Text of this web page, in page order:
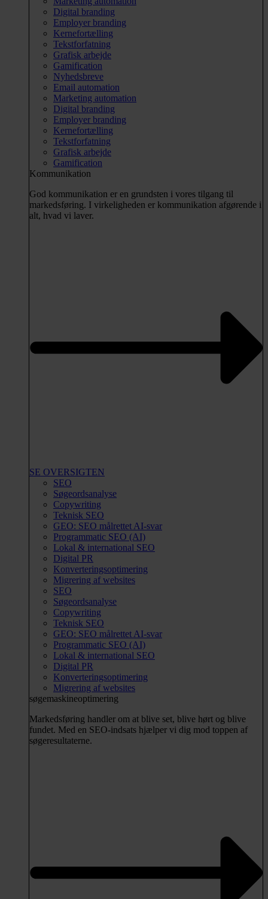
Digital branding
Employer branding
Kernefortælling
Tekstforfatning
Grafisk arbejde
Gamification
Nyhedsbreve
Email automation
Marketing automation
Digital branding
Employer branding
Kernefortælling
Tekstforfatning
Grafisk arbejde
Gamification
Kommunikation
God kommunikation er en grundsten i vores tilgang til
markedsføring. I virkeligheden er kommunikation afgørende i
alt, hvad vi laver.
SE OVERSIGTEN
SEO
Søgeordsanalyse
Copywriting
Teknisk SEO
GEO: SEO målrettet AI-svar
Programmatic SEO (AI)
Lokal & international SEO
Digital PR
Konverteringsoptimering
Migrering af websites
SEO
Søgeordsanalyse
Copywriting
Teknisk SEO
GEO: SEO målrettet AI-svar
Programmatic SEO (AI)
Lokal & international SEO
Digital PR
Konverteringsoptimering
Migrering af websites
søgemaskineoptimering
Markedsføring handler om at blive set, blive hørt og blive
fundet. Med en SEO-indsats hjælper vi dig mod toppen af
søgeresultaterne.